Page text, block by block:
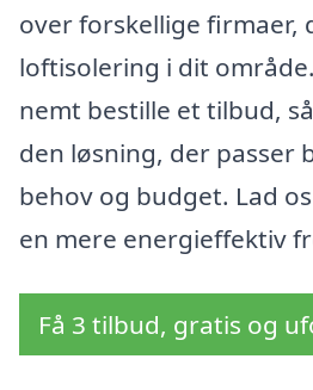
over forskellige firmaer,
loftisolering i dit
nemt bestille et tilbud,
den løsning, der passer
behov og budget. Lad
en mere energieffektiv
Få 3 tilbud, gratis og